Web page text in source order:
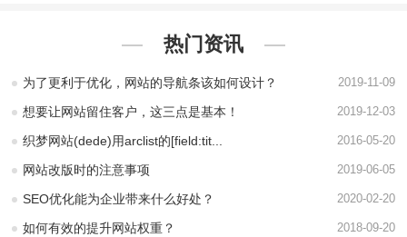
热门资讯
为了更利于优化，网站的导航条该如何设计？ 2019-11-09
想要让网站留住客户，这三点是基本！ 2019-12-03
织梦网站(dede)用arclist的[field:tit... 2016-05-20
网站改版时的注意事项 2019-06-05
SEO优化能为企业带来什么好处？ 2020-02-20
如何有效的提升网站权重？ 2018-09-20